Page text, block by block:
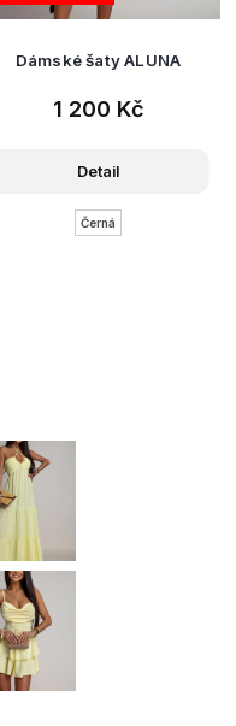
Dámské šaty ALUNA
1 200 Kč
Detail
Černá